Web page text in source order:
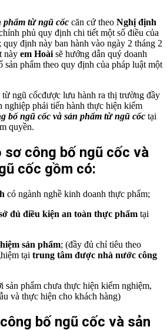
phẩm từ ngũ cốc căn cứ theo Nghị định
phủ quy định chi tiết một số điều của
định này ban hành vào ngày 2 tháng 2
này em Hoài sẽ hướng dẫn quý doanh
sản phẩm theo quy định của pháp luật một
ngũ cốcđược lưu hành ra thị trường đầy
nghiệp phải tiến hành thực hiện kiểm
bố ngũ cốc và sản phẩm từ ngũ cốc tại
quyền.
sơ công bố ngũ cốc và
cốc gồm có:
có ngành nghề kinh doanh thực phẩm;
đủ điều kiện an toàn thực phẩm tại
sản phẩm; (đầy đủ chỉ tiêu theo
tại trung tâm được nhà nước công
sản phẩm chưa thực hiện kiểm nghiệm,
và thực hiện cho khách hàng)
bố ngũ cốc và sản